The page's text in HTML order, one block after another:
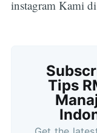
instagram Kami di
Tips